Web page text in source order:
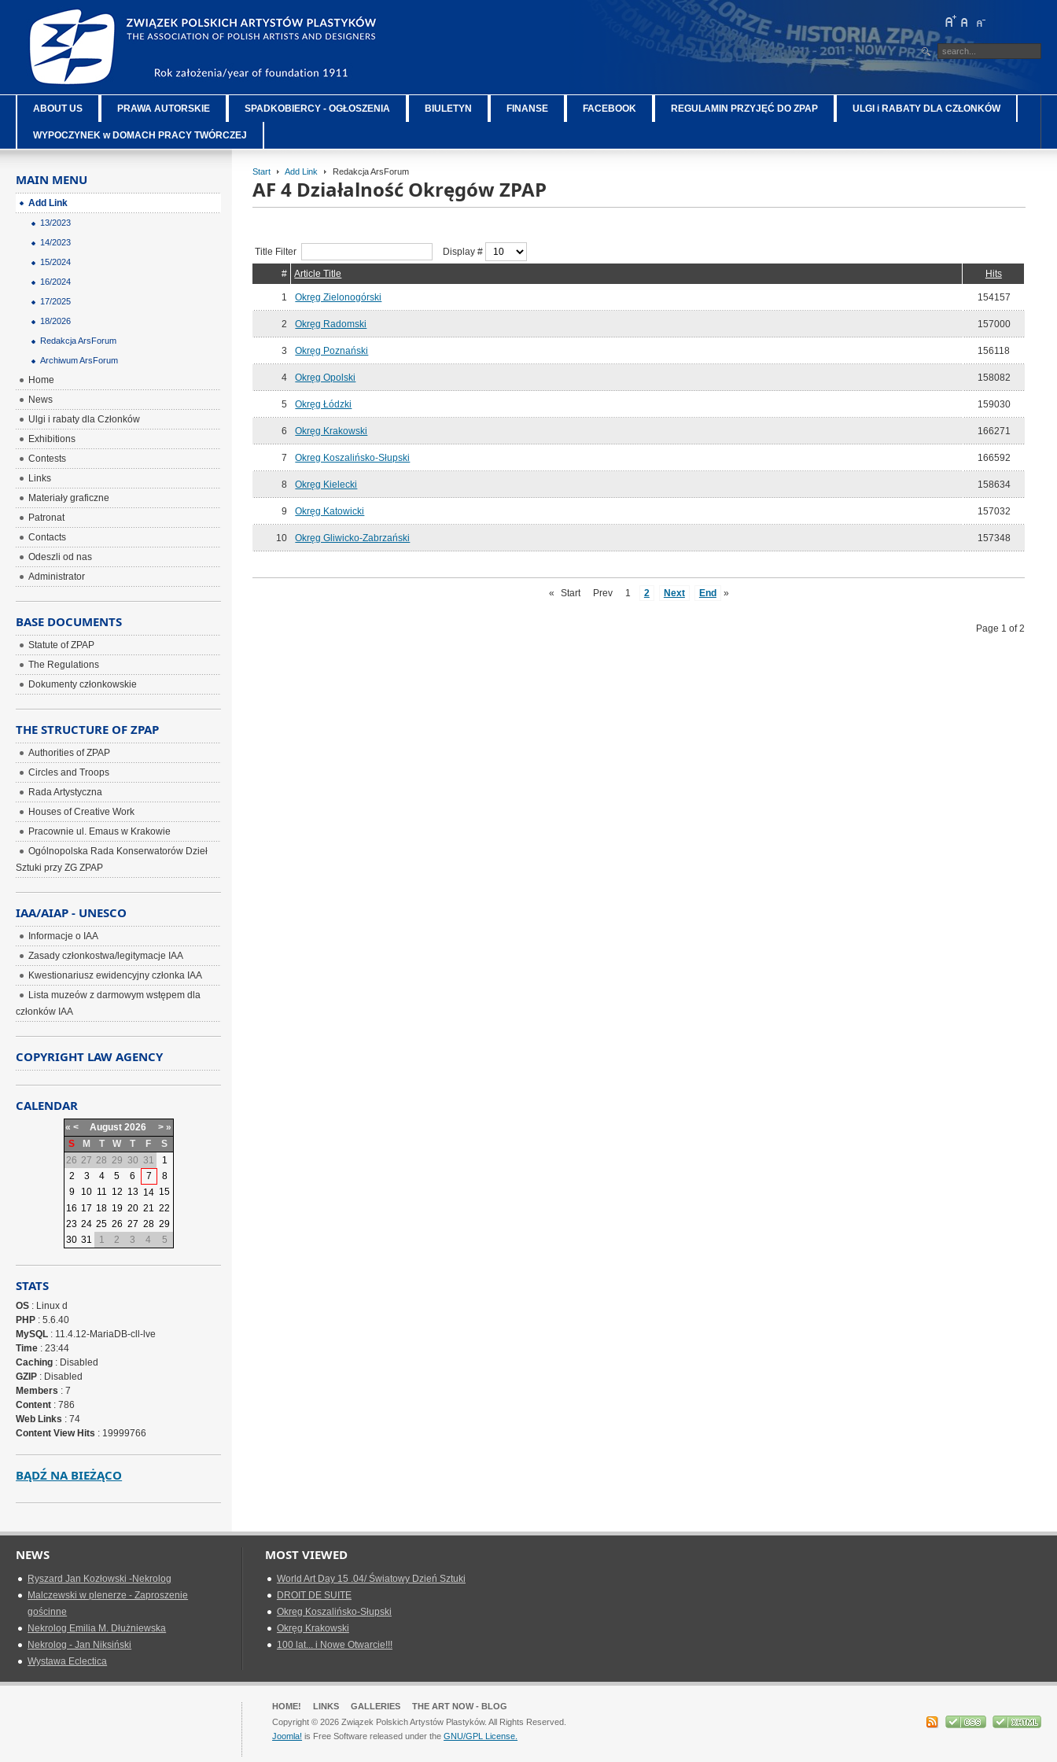
ABOUT US PRAWA AUTORSKIE SPADKOBIERCY - OGŁOSZENIA BIULETYN FINANSE FACEBOOK REGULAMIN PRZYJĘĆ DO ZPAP ULGI i RABATY DLA CZŁONKÓW
WYPOCZYNEK w DOMACH PRACY TWÓRCZEJ
Start Add Link Redakcja ArsForum
AF 4 Działalność Okręgów ZPAP
Title Filter
Display #
#
Article Title Hits
1 Okręg Zielonogórski 154157
2 Okręg Radomski 157000
3 Okręg Poznański 156118
4 Okręg Opolski 158082
5 Okręg Łódzki 159030
6 Okręg Krakowski 166271
7 Okreg Koszalińsko-Słupski 166592
8 Okręg Kielecki 158634
9 Okręg Katowicki 157032
10 Okręg Gliwicko-Zabrzański 157348
« Start Prev 1 2 Next End »
Page 1 of 2
MAIN MENU
Add Link
13/2023
14/2023
15/2024
16/2024
17/2025
18/2026
Redakcja ArsForum
Archiwum ArsForum
Home
News
Ulgi i rabaty dla Członków
Exhibitions
Contests
Links
Materiały graficzne
Patronat
Contacts
Odeszli od nas
Administrator
BASE DOCUMENTS
Statute of ZPAP
The Regulations
Dokumenty członkowskie
THE STRUCTURE OF ZPAP
Authorities of ZPAP
Circles and Troops
Rada Artystyczna
Houses of Creative Work
Pracownie ul. Emaus w Krakowie
Ogólnopolska Rada Konserwatorów Dzieł
Sztuki przy ZG ZPAP
IAA/AIAP - UNESCO
Informacje o IAA
Zasady członkostwa/legitymacje IAA
Kwestionariusz ewidencyjny członka IAA
Lista muzeów z darmowym wstępem dla
członków IAA
COPYRIGHT LAW AGENCY
CALENDAR
« < August 2026 > »
S
M T W T F
S
26 27 28 29 30 31
1
2
3 4 5 6 7
8
9
10 11 12 13 14 15
16 17 18 19 20 21 22
23 24 25 26 27 28 29
30 31 1 2 3 4 5
STATS
OS : Linux d
PHP : 5.6.40
MySQL : 11.4.12-MariaDB-cll-lve
Time : 23:44
Caching : Disabled
GZIP : Disabled
Members : 7
Content : 786
Web Links : 74
Content View Hits : 19999766
BĄDŹ NA BIEŻĄCO
NEWS
Ryszard Jan Kozłowski -Nekrolog
Malczewski w plenerze - Zaproszenie
gościnne
Nekrolog Emilia M. Dłużniewska
Nekrolog - Jan Niksiński
Wystawa Eclectica
MOST VIEWED
World Art Day 15 .04/ Światowy Dzień Sztuki
DROIT DE SUITE
Okreg Koszalińsko-Słupski
Okręg Krakowski
100 lat... i Nowe Otwarcie!!!
HOME! LINKS GALLERIES
THE ART NOW - BLOG
Copyright © 2026 Związek Polskich Artystów Plastyków. All Rights Reserved.
Joomla! is Free Software released under theGNU/GPL License.